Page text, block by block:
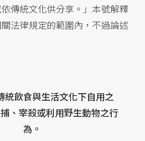
傳統文化供分享。」本號解釋
法律規定的範圍內，不過論述
統飲食與生活文化下自用之
、宰殺或利用野生動物之行
為。